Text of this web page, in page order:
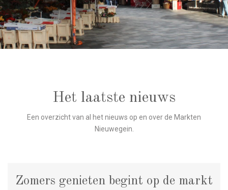
Het laatste nieuws
Een overzicht van al het nieuws op en over de Markten
Nieuwegein.
Zomers genieten begint op de markt